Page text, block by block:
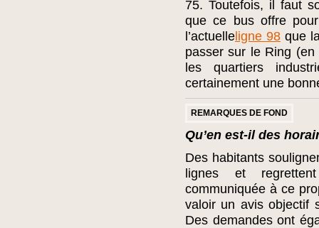
75. Toutefois, il faut
que ce bus offre
l’actuelle ligne 98 que
passer sur le Ring
les quartiers
certainement une
REMARQUES DE FOND
Qu’en est-il des
Des habitants
lignes et
communiquée à ce
valoir un avis objectif
Des demandes ont